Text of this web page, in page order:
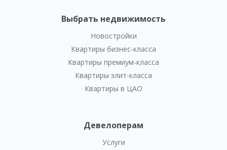
Выбрать недвижимость
Новостройки
Квартиры бизнес-класса
Квартиры премиум-класса
Квартиры элит-класса
Квартиры в ЦАО
Девелоперам
Услуги